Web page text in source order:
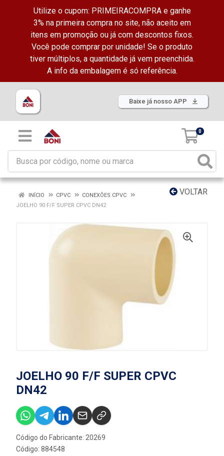
Utilize o cupom: PRIMEIRACOMPRA e ganhe
3% na primeira compra no site, não aceito em
itens em promoção ou já com descontos fixos.
Você pode comprar por unidade! Se o produto
tiver múltiplos, a quantidade já vem preenchida.
A info da embalagem é só referência.
Baixe já nosso APP
0
VOLTAR
INÍCIO CPVC
CONEXÕES CPVC
JOELHO 90 F/F SUPER CPVC DN42
JOELHO 90 F/F SUPER CPVC
DN42
Código do Fabricante: 20269
Código: 884548